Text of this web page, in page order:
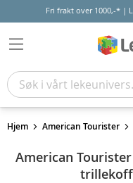
Fri frakt over 1000,-* |
Hjem American Tourister
American